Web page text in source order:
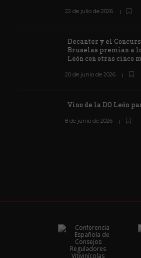
22 de julio de 2026
Decanter y el
Bruselas premian a
León con otras cinco
20 de junio de 2026
Vino de la DO León
8 de junio de 2026